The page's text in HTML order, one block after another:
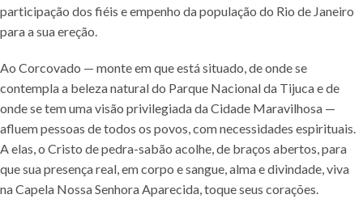
participação dos fiéis e empenho da população do Rio de Janeiro
para a sua ereção.
Ao Corcovado — monte em que está situado, de onde se
contempla a beleza natural do Parque Nacional da Tijuca e de
onde se tem uma visão privilegiada da Cidade Maravilhosa —
afluem pessoas de todos os povos, com necessidades espirituais.
A elas, o Cristo de pedra-sabão acolhe, de braços abertos, para
que sua presença real, em corpo e sangue, alma e divindade, viva
na Capela Nossa Senhora Aparecida, toque seus corações.